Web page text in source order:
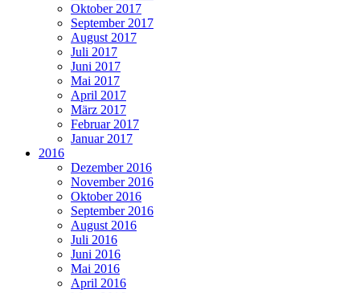
Oktober 2017
September 2017
August 2017
Juli 2017
Juni 2017
Mai 2017
April 2017
März 2017
Februar 2017
Januar 2017
2016
Dezember 2016
November 2016
Oktober 2016
September 2016
August 2016
Juli 2016
Juni 2016
Mai 2016
April 2016